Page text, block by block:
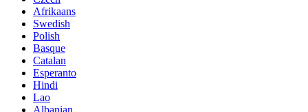
Afrikaans
Swedish
Polish
Basque
Catalan
Esperanto
Hindi
Lao